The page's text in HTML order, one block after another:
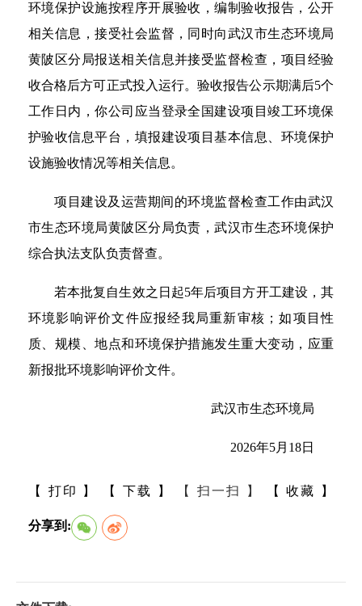
环境保护设施按程序开展验收，编制验收报告，公开
相关信息，接受社会监督，同时向武汉市生态环境局
黄陂区分局报送相关信息并接受监督检查，项目经验
收合格后方可正式投入运行。验收报告公示期满后5个
工作日内，你公司应当登录全国建设项目竣工环境保
护验收信息平台，填报建设项目基本信息、环境保护
设施验收情况等相关信息。
项目建设及运营期间的环境监督检查工作由武汉
市生态环境局黄陂区分局负责，武汉市生态环境保护
综合执法支队负责督查。
若本批复自生效之日起5年后项目方开工建设，其
环境影响评价文件应报经我局重新审核；如项目性
质、规模、地点和环境保护措施发生重大变动，应重
新报批环境影响评价文件。
武汉市生态环境局
2026年5月18日
【 打印 】 【 下载 】 【 扫一扫 】 【 收藏 】
分享到: